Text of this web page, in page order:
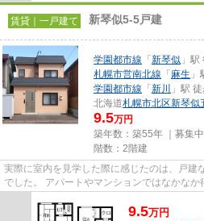
賃貸｜一戸建て 新琴似5-5戸建
学園都市線 「 新琴似 」
札幌市営南北線 「 麻生
学園都市線 「 新川
」駅
北海道札幌市北区新琴似
9.5万円
築年数：築55年 ｜募集中
階数：2階建
実際に室内を見学した際に感じたのは、戸建
でした。 アパートやマンションではなかな
9.5万円